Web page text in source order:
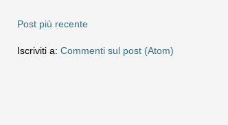
Post più recente
Iscriviti a: Commenti sul post (Atom)